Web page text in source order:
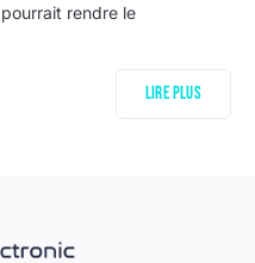
rendre le
Lire plus